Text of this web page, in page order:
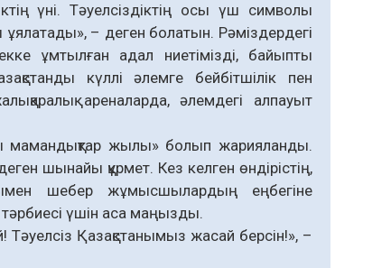
үні. Тәуелсіздіктің осы үш символы
– деген болатын. Рәміздердегі
ұмтылған адал ниетімізді, байыпты
күллі әлемге бейбітшілік пен
ареналарда, әлемдегі алпауыт
жылы» болып жарияланды.
шынайы құрмет. Кез келген өндірістің,
шебер жұмысшылардың еңбегіне
үшін аса маңызды.
Қазақстанымыз жасай берсін!», –